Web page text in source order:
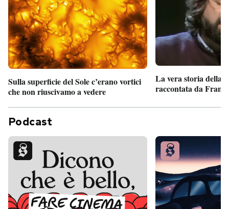
Sulla superficie del Sole c’erano vortici
che non riuscivamo a vedere
La vera storia della
raccontata da
Podcast